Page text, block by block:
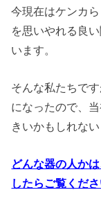
今現在はケンカ
を思いやれる良
います。
そんな私たちで
になったので、
きいかもしれな
どんな器の人か
したらご覧くだ